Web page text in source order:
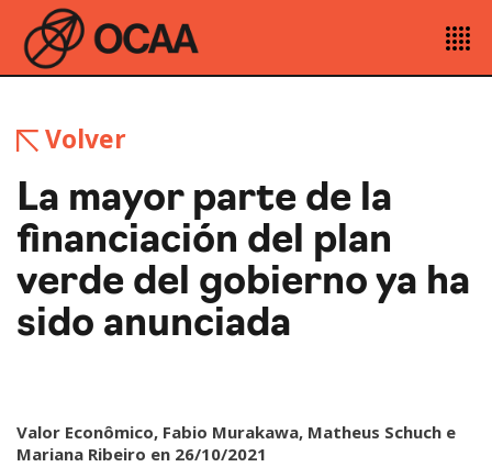
Volver
La mayor parte de la
financiación del plan
verde del gobierno ya ha
sido anunciada
Valor Econômico, Fabio Murakawa, Matheus Schuch e
Mariana Ribeiro en 26/10/2021